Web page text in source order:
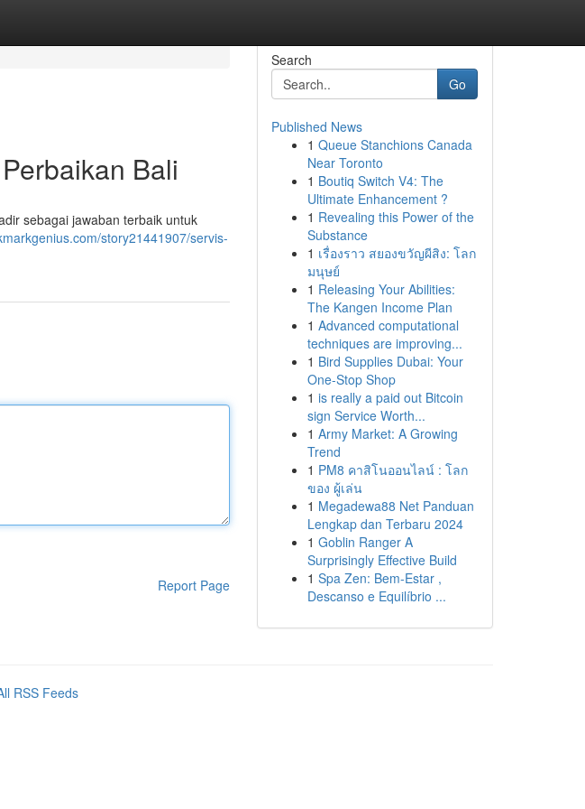
Bali
sebagai jawaban terbaik untuk
story21441907/servis-
Report Page
Search
Go
Published News
1 Queue Stanchions Canada
Near Toronto
1 Boutiq Switch V4: The
Ultimate Enhancement ?
1 Revealing this Power of the
Substance
1 เรื่องราว สยองขวัญผีสิง: โลก
มนุษย์
1 Releasing Your Abilities:
The Kangen Income Plan
1 Advanced computational
techniques are improving...
1 Bird Supplies Dubai: Your
One-Stop Shop
1 is really a paid out Bitcoin
sign Service Worth...
1 Army Market: A Growing
Trend
1 PM8 คาสิโนออนไลน์ : โลก
ของ ผู้เล่น
1 Megadewa88 Net Panduan
Lengkap dan Terbaru 2024
1 Goblin Ranger A
Surprisingly Effective Build
1 Spa Zen: Bem-Estar ,
Descanso e Equilíbrio ...
RSS Feeds